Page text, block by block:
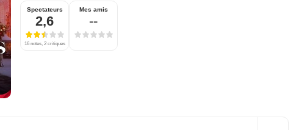
Spectateurs
2,6
16 notes, 2 critiques
Mes amis
--